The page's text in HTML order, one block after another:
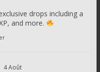
drops including a
and more.
4 Août